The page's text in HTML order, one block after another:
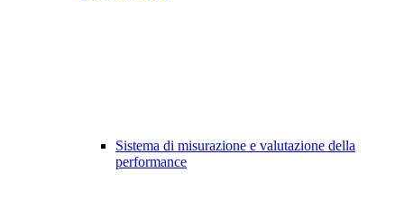
Sistema di misurazione e valutazione della
performance